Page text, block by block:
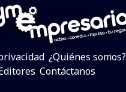
¿Quiénes somos?
Contáctanos